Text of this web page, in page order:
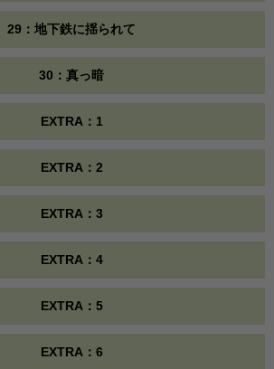
29：地下鉄に揺られて
30：真っ暗
EXTRA：1
EXTRA：2
EXTRA：3
EXTRA：4
EXTRA：5
EXTRA：6